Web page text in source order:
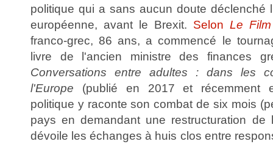
politique qui a sans aucun doute déclenché
européenne, avant le Brexit. Selon Le
franco-grec, 86 ans, a commencé le
livre de l'ancien ministre des finances
Conversations entre adultes : dans les
l'Europe (publié en 2017 et récemment
politique y raconte son combat de six mois
pays en demandant une restructuration
dévoile les échanges à huis clos entre